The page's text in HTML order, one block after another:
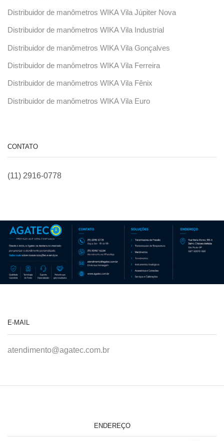
Distribuidor de manômetros WIKA Vila Júpiter Nova
Distribuidor de manômetros WIKA Vila Industrial
Distribuidor de manômetros WIKA Vila Gonçalves
Distribuidor de manômetros WIKA Vila Ferreira
Distribuidor de manômetros WIKA Vila Fênix
Distribuidor de manômetros WIKA Vila Euro
CONTATO
(11) 2916-0778
E-MAIL
atendimento@agatec.com.br
ENDEREÇO